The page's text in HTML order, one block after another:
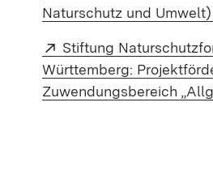
Naturschutz und Umwelt)
Extern:
Stiftung
Württemberg:
Zuwendungsbereich